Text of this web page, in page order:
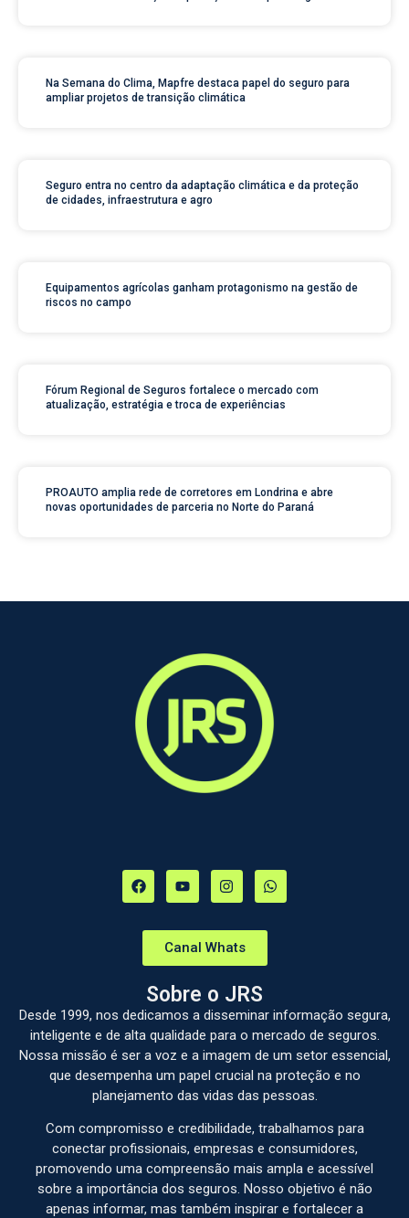
Na Semana do Clima, Mapfre destaca papel do seguro para
ampliar projetos de transição climática
Seguro entra no centro da adaptação climática e da proteção
de cidades, infraestrutura e agro
Equipamentos agrícolas ganham protagonismo na gestão de
riscos no campo
Fórum Regional de Seguros fortalece o mercado com
atualização, estratégia e troca de experiências
PROAUTO amplia rede de corretores em Londrina e abre
novas oportunidades de parceria no Norte do Paraná
Canal Whats
Sobre o JRS
Desde 1999, nos dedicamos a disseminar informação segura,
inteligente e de alta qualidade para o mercado de seguros.
Nossa missão é ser a voz e a imagem de um setor essencial,
que desempenha um papel crucial na proteção e no
planejamento das vidas das pessoas.
Com compromisso e credibilidade, trabalhamos para
conectar profissionais, empresas e consumidores,
promovendo uma compreensão mais ampla e acessível
sobre a importância dos seguros. Nosso objetivo é não
apenas informar, mas também inspirar e fortalecer a